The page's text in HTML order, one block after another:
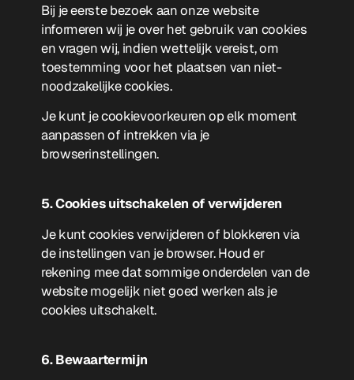
Bij je eerste bezoek aan onze website
informeren wij je over het gebruik van cookies
en vragen wij, indien wettelijk vereist, om
toestemming voor het plaatsen van niet-
noodzakelijke cookies.
Je kunt je cookievoorkeuren op elk moment
aanpassen of intrekken via je
browserinstellingen.
5. Cookies uitschakelen of verwijderen
Je kunt cookies verwijderen of blokkeren via
de instellingen van je browser. Houd er
rekening mee dat sommige onderdelen van de
website mogelijk niet goed werken als je
cookies uitschakelt.
6. Bewaartermijn